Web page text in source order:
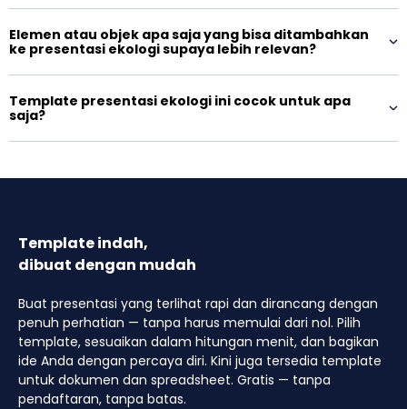
Elemen atau objek apa saja yang bisa ditambahkan
ke presentasi ekologi supaya lebih relevan?
Template presentasi ekologi ini cocok untuk apa
saja?
Template indah,
dibuat dengan mudah
Buat presentasi yang terlihat rapi dan dirancang dengan
penuh perhatian — tanpa harus memulai dari nol. Pilih
template, sesuaikan dalam hitungan menit, dan bagikan
ide Anda dengan percaya diri. Kini juga tersedia template
untuk dokumen dan spreadsheet. Gratis — tanpa
pendaftaran, tanpa batas.